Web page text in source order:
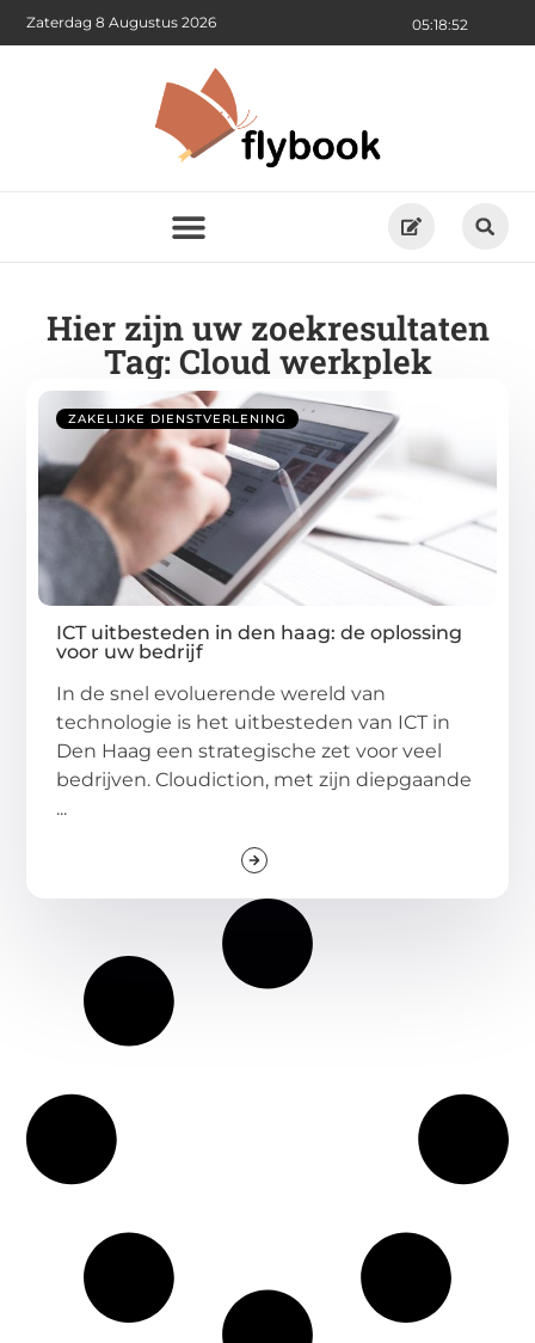
05:18:53
Zaterdag 8 Augustus 2026
Hier zijn uw zoekresultaten
Tag: Cloud werkplek
ZAKELIJKE DIENSTVERLENING
ICT uitbesteden in den haag: de oplossing
voor uw bedrijf
In de snel evoluerende wereld van
technologie is het uitbesteden van ICT in
Den Haag een strategische zet voor veel
bedrijven. Cloudiction, met zijn diepgaande
...